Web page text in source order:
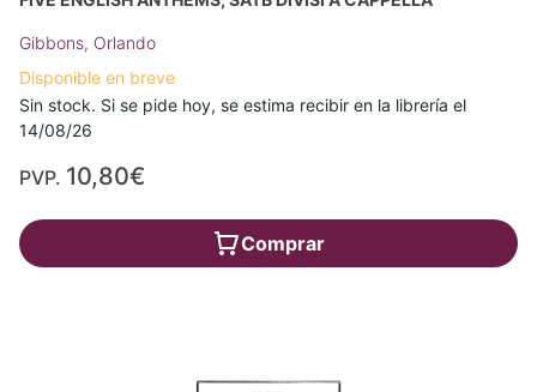
Gibbons, Orlando
Disponible en breve
Sin stock. Si se pide hoy, se estima recibir en la librería el
14/08/26
PVP. 10,80€
Comprar